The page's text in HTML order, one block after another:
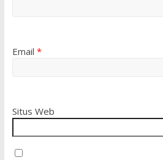
Email *
Situs Web